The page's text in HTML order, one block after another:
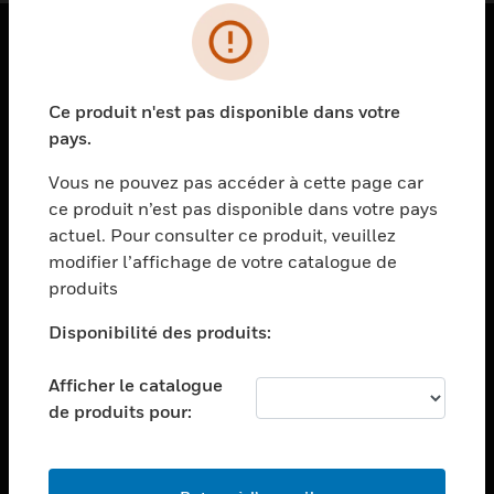
toggle view
SOLUTIONS
toggle view
SECTEURS
toggle view
ASSISTANCE
toggle view
toggle view
toggle view
MENTIONS LÉGALES
Ce produit n'est pas disponible dans votre
pays.
Vous ne pouvez pas accéder à cette page car
ce produit n’est pas disponible dans votre pays
actuel. Pour consulter ce produit, veuillez
modifier l’affichage de votre catalogue de
produits
Disponibilité des produits:
Afficher le catalogue
de produits pour: